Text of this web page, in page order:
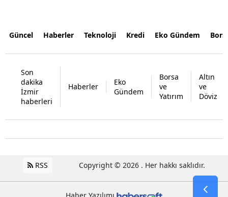
Güncel Haberler Teknoloji Kredi Eko Gündem
Son
dakika
İzmir
haberleri
Haberler
Eko
Gündem
Borsa
ve
Yatırım
Altın
ve
Döviz
RSS Copyright © 2026 . Her hakkı saklıdır.
Haber Yazılımı